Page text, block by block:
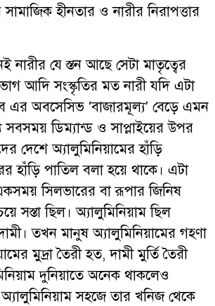
সামাজিক হীনতার ও নারীর নিরাপত্তার
নারীর যে স্তন আছে সেটা মাতৃত্বের
আদি সংস্কৃতির মত নারী যদি এটা
এর অবসেসিভ ‘বাজারমূল্য’ বেড়ে এমন
সবসময় ডিম্যান্ড ও সাপ্লাইয়ের উপর
দেশে অ্যালুমিনিয়ামের হাঁড়ি
হাঁড়ি পাতিল বলা হয়ে থাকে। এটা
সিলভারের বা রূপার জিনিষ
সস্তা ছিল। অ্যালুমিনিয়াম ছিল
তখন মানুষ অ্যালুমিনিয়ামের গহণা
মুদ্রা তৈরী হত, দামী মুর্তি তৈরী
দুনিয়াতে অনেক থাকলেও
সহজে তার খনিজ থেকে